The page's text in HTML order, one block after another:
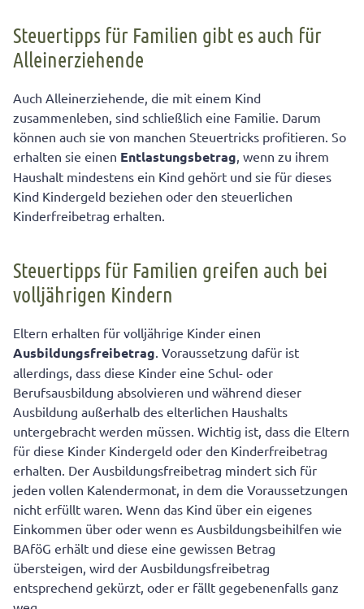
Steuertipps für Familien gibt es auch für
Alleinerziehende
Auch Alleinerziehende, die mit einem Kind
zusammenleben, sind schließlich eine Familie. Darum
können auch sie von manchen Steuertricks profitieren. So
erhalten sie einen Entlastungsbetrag, wenn zu ihrem
Haushalt mindestens ein Kind gehört und sie für dieses
Kind Kindergeld beziehen oder den steuerlichen
Kinderfreibetrag erhalten.
Steuertipps für Familien greifen auch bei
volljährigen Kindern
Eltern erhalten für volljährige Kinder einen
Ausbildungsfreibetrag. Voraussetzung dafür ist
allerdings, dass diese Kinder eine Schul- oder
Berufsausbildung absolvieren und während dieser
Ausbildung außerhalb des elterlichen Haushalts
untergebracht werden müssen. Wichtig ist, dass die Eltern
für diese Kinder Kindergeld oder den Kinderfreibetrag
erhalten. Der Ausbildungsfreibetrag mindert sich für
jeden vollen Kalendermonat, in dem die Voraussetzungen
nicht erfüllt waren. Wenn das Kind über ein eigenes
Einkommen über oder wenn es Ausbildungsbeihilfen wie
BAföG erhält und diese eine gewissen Betrag
übersteigen, wird der Ausbildungsfreibetrag
entsprechend gekürzt, oder er fällt gegebenenfalls ganz